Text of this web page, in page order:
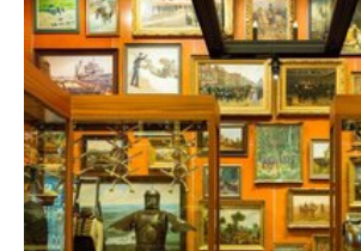
boek (5)